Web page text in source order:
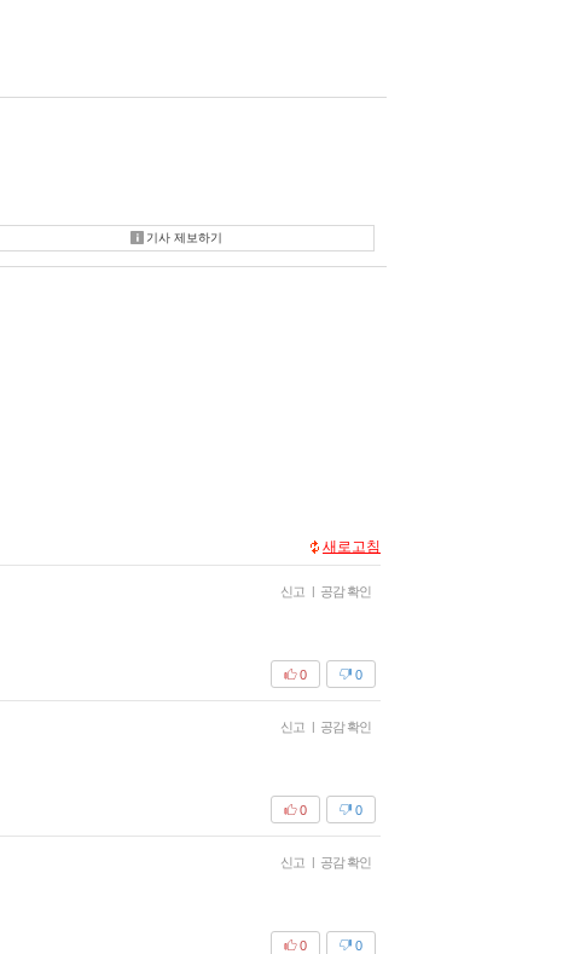
기사 제보하기
새로고침
신고 | 공감 확인
0
0
신고 | 공감 확인
0
0
신고 | 공감 확인
0
0